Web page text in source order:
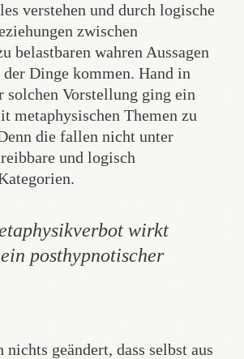
verstehen und durch logische
zwischen
belastbaren wahren Aussagen
Dinge kommen. Hand in
solchen Vorstellung ging ein
metaphysischen Themen zu
die fallen nicht unter
und logisch
wirkt
posthypnotischer
nichts geändert, dass selbst aus